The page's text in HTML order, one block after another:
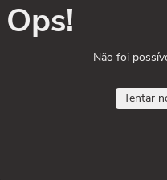
Ops!
Não foi
Tentar